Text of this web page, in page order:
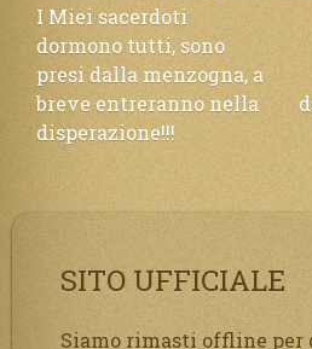
I Miei sacerdoti
dormono tutti, sono
presi dalla menzogna, a
breve entreranno nella
disperazione!!!
SITO UFFICIALE
Siamo rimasti offline per